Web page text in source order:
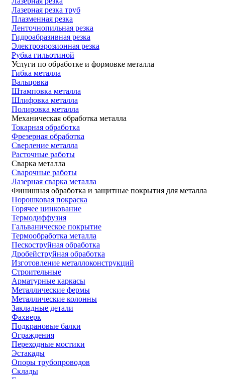
Лазерная резка труб
Плазменная резка
Ленточнопильная резка
Гидроабразивная резка
Электроэрозионная резка
Рубка гильотиной
Услуги по обработке и формовке металла
Гибка металла
Вальцовка
Штамповка металла
Шлифовка металла
Полировка металла
Механическая обработка металла
Токарная обработка
Фрезерная обработка
Сверление металла
Расточные работы
Сварка металла
Сварочные работы
Лазерная сварка металла
Финишная обработка и защитные покрытия для металла
Порошковая покраска
Горячее цинкование
Термодиффузия
Гальваническое покрытие
Термообработка металла
Пескоструйная обработка
Дробейструйная обработка
Изготовление металлоконструкций
Строительные
Арматурные каркасы
Металлические фермы
Металлические колонны
Закладные детали
Фахверк
Подкрановые балки
Ограждения
Переходные мостики
Эстакады
Опоры трубопроводов
Склады